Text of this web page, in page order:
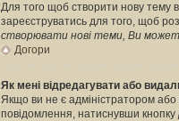
Для того щоб створити нову тему
зареєструватись для того, щоб
створювати нові теми, Ви
Догори
Як мені відредагувати або
Якщо ви не є адміністратором
повідомлення, натиснувши кнопку